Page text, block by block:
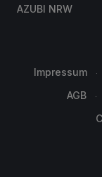
AZUBI NRW
Impressum
AGB